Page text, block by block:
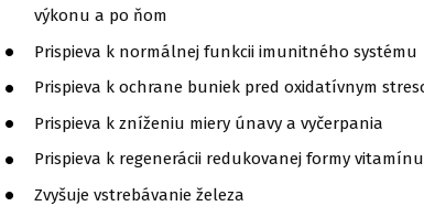
výkonu a po ňom
Prispieva k normálnej funkcii imunitného systému
Prispieva k ochrane buniek pred oxidatívnym
Prispieva k zníženiu miery únavy a vyčerpania
Prispieva k regenerácii redukovanej formy
Zvyšuje vstrebávanie železa